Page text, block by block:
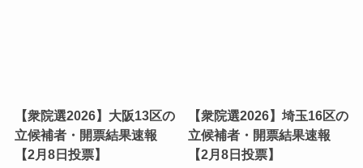
【衆院選2026】大阪13区の
立候補者・開票結果速報
【2月8日投票】
【衆院選2026】埼玉16区の
立候補者・開票結果速報
【2月8日投票】